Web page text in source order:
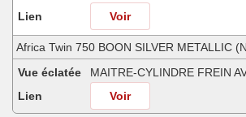
Lien
Voir
Africa Twin 750 BOON SILVER METALLIC
Vue éclatée
MAITRE-CYLINDRE FREIN
Lien
Voir